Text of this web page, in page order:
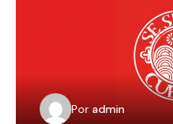
Por admin